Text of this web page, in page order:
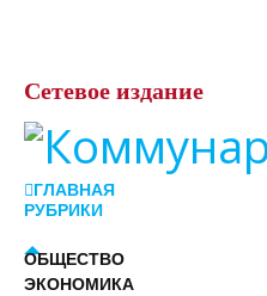
Сетевое издание
ГЛАВНАЯ
РУБРИКИ
ОБЩЕСТВО
ЭКОНОМИКА